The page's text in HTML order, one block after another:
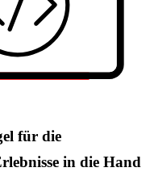
für die
in die Hand